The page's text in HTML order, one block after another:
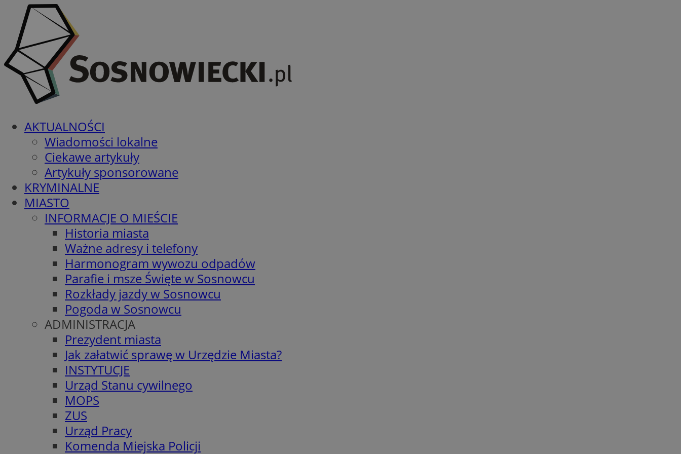
AKTUALNOŚCI
Wiadomości lokalne
Ciekawe artykuły
Artykuły sponsorowane
KRYMINALNE
MIASTO
INFORMACJE O MIEŚCIE
Historia miasta
Ważne adresy i telefony
Harmonogram wywozu odpadów
Parafie i msze Święte w Sosnowcu
Rozkłady jazdy w Sosnowcu
Pogoda w Sosnowcu
ADMINISTRACJA
Prezydent miasta
Jak załatwić sprawę w Urzędzie Miasta?
INSTYTUCJE
Urząd Stanu cywilnego
MOPS
ZUS
Urząd Pracy
Komenda Miejska Policji